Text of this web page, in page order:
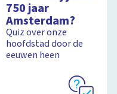
750 jaar
Amsterdam?
Quiz over onze
hoofdstad door de
eeuwen heen